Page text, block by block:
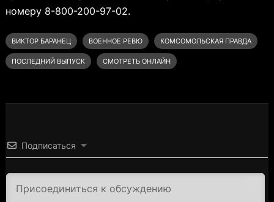
номеру 8-800-200-97-02.
ВИКТОР БАРАНЕЦ ВОЕННОЕ РЕВЮ КОМСОМОЛЬСКАЯ ПРАВДА
ПОСЛЕДНИЙ ВЫПУСК СМОТРЕТЬ ОНЛАЙН
Подписаться